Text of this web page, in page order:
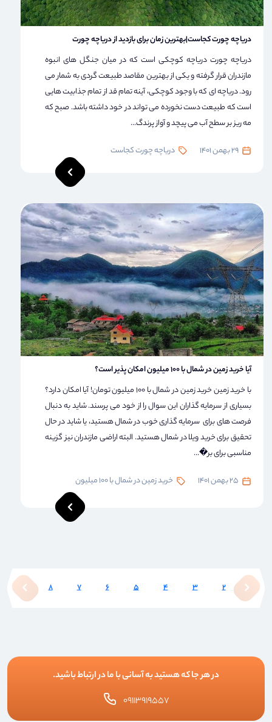
دریاچه چورت کجاست|بهترین زمان برای بازدید از دریاچه چورت
دریاچه چورت دریاچه کوچکی است که در میان جنگل های انبوه
مازندران قرار گرفته و یکی از بهترین مقاصد طبیعت گردی به شمار می
رود. دریاچه ای که با وجود کوچکی، آینه تمام قد از تمام جذابیت هایی
است که طبیعت دست نخورده می تواند در خود داشته باشد. صبح که
مه ریز بر سطح آب می پیچد و آواز پرندگ...
29 بهمن 1401 دریاچه چورت کجاست
آیا خرید زمین در شمال با 100 میلیون امکان پذیر است؟
با خرید زمین خرید زمین در شمال با 100 میلیون تومان! آیا امکان دارد؟
بسیاری از سرمایه گذاران این سوال را از خود می پرسند. شاید به دنبال
فرصت های برای سرمایه گذاری خوب در شمال هستید، یا شاید در حال
تحقیق برای خرید ویلا در شمال هستید. البته اراضی مازندران نیز گزینه
مناسبی برای بر�...
25 بهمن 1401 خرید زمین در شمال با 100 میلیون
2
3
4
5
6
7
8
9
در هر جا که هستید به آسانی با ما در ارتباط باشید.
۰۹۱۱۳۹۱۹۵۵۷